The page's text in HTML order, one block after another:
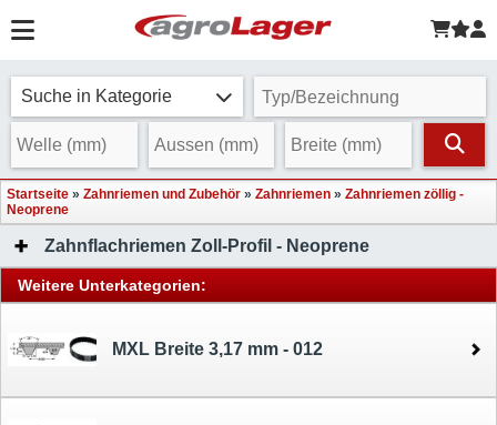
Suche in Kategorie
Startseite » Zahnriemen und Zubehör » Zahnriemen » Zahnriemen zöllig -
Neoprene
Zahnflachriemen Zoll-Profil - Neoprene
Weitere Unterkategorien:
MXL Breite 3,17 mm - 012